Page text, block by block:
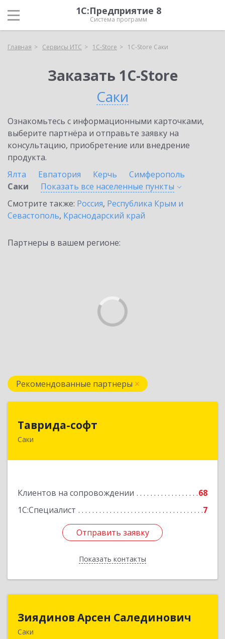
1С:Предприятие 8
Система программ
Главная Сервисы ИТС 1C-Store 1C-Store Саки
Заказать 1C-Store
Саки
Ознакомьтесь с информационными карточками,
выберите партнёра и отправьте заявку на
консультацию, приобретение или внедрение
продукта.
Ялта
Евпатория Керчь
Симферополь
Саки
Показать все населенные пункты
Смотрите также: Россия, Республика Крым и
Севастополь, Краснодарский край
Партнеры в вашем регионе:
Рекомендованные партнеры
Таврида-софт
Саки
Клиентов на сопровождении
68
1С:Специалист
7
Отправить заявку
Показать контакты
Подробнее
Отправить заявку
Назад
Зиядинов Арсен Салединович
Саки